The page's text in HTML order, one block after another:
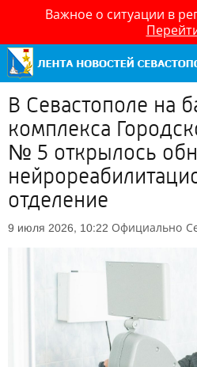
Важное о ситуации в
В Севастополе на
комплекса
№ 5 открылось
отделение
9 июля 2026, 10:22 Официально